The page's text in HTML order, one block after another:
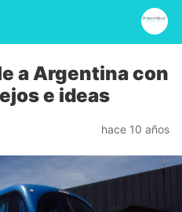
a Argentina con
e ideas
hace 10 años